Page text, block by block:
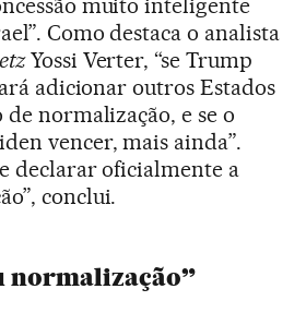
muito inteligente
Como destaca o analista
Yossi Verter, “se Trump
adicionar outros Estados
normalização, e se o
vencer, mais ainda”.
declarar oficialmente a
conclui.
normalização”